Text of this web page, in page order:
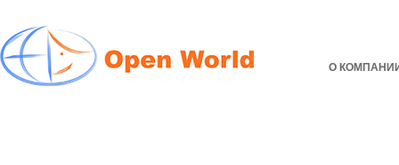
О